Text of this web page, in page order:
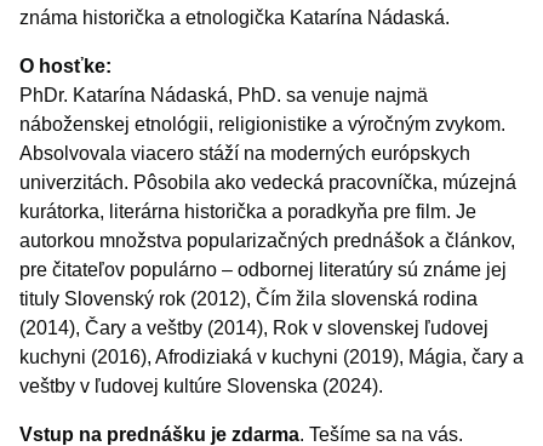
známa historička a etnologička Katarína Nádaská.
O hosťke:
PhDr. Katarína Nádaská, PhD. sa venuje najmä
náboženskej etnológii, religionistike a výročným zvykom.
Absolvovala viacero stáží na moderných európskych
univerzitách. Pôsobila ako vedecká pracovníčka, múzejná
kurátorka, literárna historička a poradkyňa pre film. Je
autorkou množstva popularizačných prednášok a článkov,
pre čitateľov populárno – odbornej literatúry sú známe jej
tituly Slovenský rok (2012), Čím žila slovenská rodina
(2014), Čary a veštby (2014), Rok v slovenskej ľudovej
kuchyni (2016), Afrodiziaká v kuchyni (2019), Mágia, čary a
veštby v ľudovej kultúre Slovenska (2024).
Vstup na prednášku je zdarma. Tešíme sa na vás.